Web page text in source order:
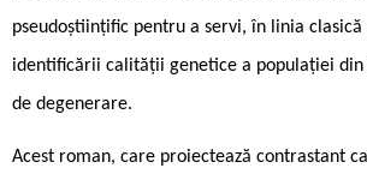
pseudoștiințific pentru a servi, în linia clasică
identificării calității genetice a populației din
de degenerare.
Acest roman, care pro­iectează contrastant